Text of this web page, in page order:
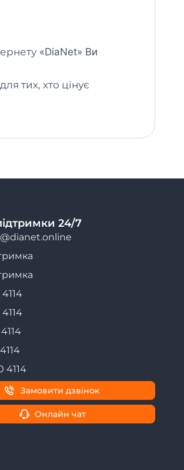
«DiaNet» Ви
тих, хто цінує
24/7
4114
Замовити дзвінок
Онлайн чат